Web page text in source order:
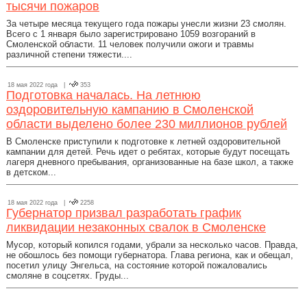
тысячи пожаров
За четыре месяца текущего года пожары унесли жизни 23 смолян.
Всего с 1 января было зарегистрировано 1059 возгораний в
Смоленской области. 11 человек получили ожоги и травмы
различной степени тяжести....
18 мая 2022 года | 353
Подготовка началась. На летнюю
оздоровительную кампанию в Смоленской
области выделено более 230 миллионов рублей
В Смоленске приступили к подготовке к летней оздоровительной
кампании для детей. Речь идет о ребятах, которые будут посещать
лагеря дневного пребывания, организованные на базе школ, а также
в детском...
18 мая 2022 года | 2258
Губернатор призвал разработать график
ликвидации незаконных свалок в Смоленске
Мусор, который копился годами, убрали за несколько часов. Правда,
не обошлось без помощи губернатора. Глава региона, как и обещал,
посетил улицу Энгельса, на состояние которой пожаловались
смоляне в соцсетях. Груды...